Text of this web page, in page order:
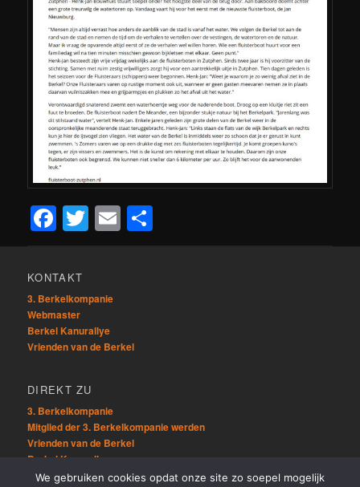
Facebook
Twitter
Email
KONTAKT
3. Berkelkompanie
Webmaster
Berkel Kanurallye
Vrienden van de Berkel
DIREKT ZU
3. Berkelkompanie
Mitglied der 3. Berkelkompanie werden
Vrienden van de Berkel
Berkel Kanurallye
We gebruiken cookies opdat onze site zo soepel mogelijk